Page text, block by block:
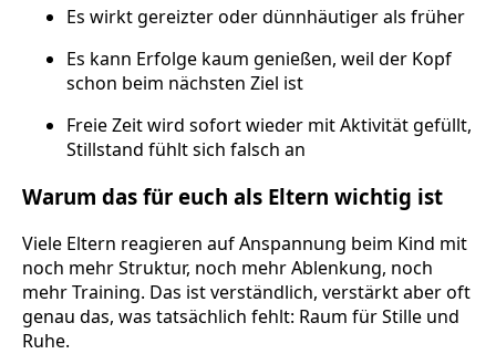
Es wirkt gereizter oder dünnhäutiger als früher
Es kann Erfolge kaum genießen, weil der Kopf
schon beim nächsten Ziel ist
Freie Zeit wird sofort wieder mit Aktivität gefüllt,
Stillstand fühlt sich falsch an
Warum das für euch als Eltern wichtig ist
Viele Eltern reagieren auf Anspannung beim Kind mit
noch mehr Struktur, noch mehr Ablenkung, noch
mehr Training. Das ist verständlich, verstärkt aber oft
genau das, was tatsächlich fehlt: Raum für Stille und
Ruhe.